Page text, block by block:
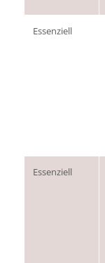
Essenziell
Essenziell